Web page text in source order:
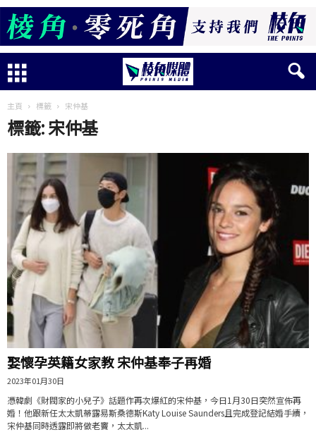
主頁 標籤 宋仲基
標籤: 宋仲基
娶懷孕英籍女家教 宋仲基奉子再婚
2023年01月30日
憑韓劇《財閥家的小兒子》話題作再次爆紅的宋仲基，今日1月30日突然宣佈再
婚！他跟新任太太凱蒂露易斯桑德斯Katy Louise Saunders且完成登記結婚手續，
宋仲基同時透露即將做老竇，太太凱...